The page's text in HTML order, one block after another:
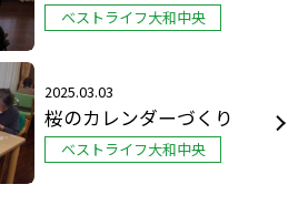
ベストライフ大和中央
2025.03.03
桜のカレンダーづくり
ベストライフ大和中央